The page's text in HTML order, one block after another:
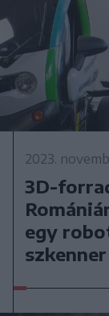
2023.
3D-
egy